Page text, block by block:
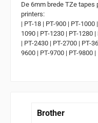
De 6mm brede TZe tapes
printers:
| PT-18 | PT-900 | PT-
1090 | PT-1230 | PT-1280
| PT-2430 | PT-2700 | PT-
9600 | PT-9700 | PT-9800 |
Brother